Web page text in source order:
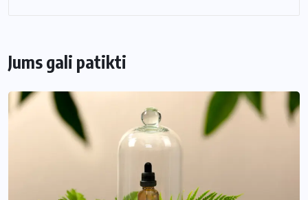
Jums gali patikti